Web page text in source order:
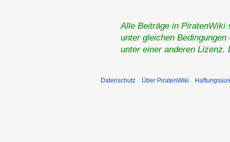
Alle Beiträge in PiratenWiki
unter gleichen
unter einer anderen
Datenschutz Über PiratenWiki